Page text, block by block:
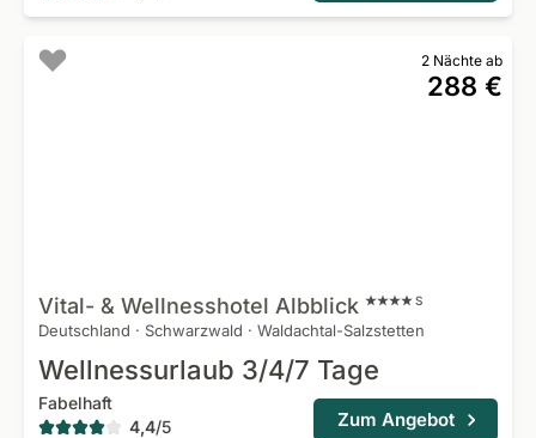
2 Nächte ab
288 €
Vital- & Wellnesshotel Albblick S
Deutschland · Schwarzwald · Waldachtal-Salzstetten
Wellnessurlaub 3/4/7 Tage
Fabelhaft
4,4/5 Zum Angebot